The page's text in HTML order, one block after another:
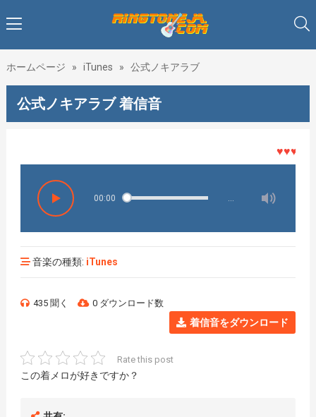
ホームページ » iTunes » 公式ノキアラブ
公式ノキアラブ 着信音
♥♥♥着メ
00:00
音楽の種類: iTunes
435 聞く 0 ダウンロード数
着信音をダウンロード
Rate this post
この着メロが好きですか？